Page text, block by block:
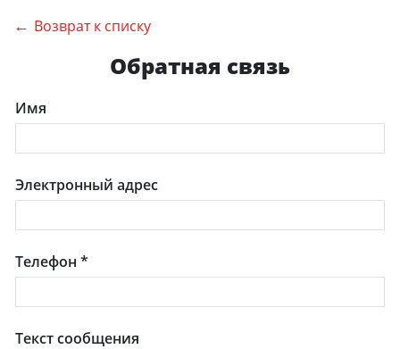
Возврат к списку
Обратная связь
Имя
Электронный адрес
Телефон*
Текст сообщения